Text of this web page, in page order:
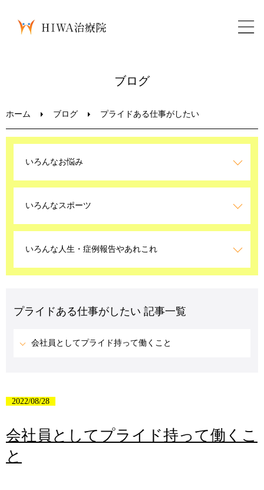
LINEお問い合わせ
ブログ
ホーム ブログ プライドある仕事がしたい
いろんなお悩み
いろんなスポーツ
いろんな人生・症例報告やあれこれ
プライドある仕事がしたい 記事一覧
会社員としてプライド持って働くこと
2022/08/28
会社員としてプライド持って働くこ
と